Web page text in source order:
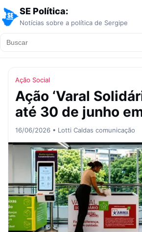
SE Política:
Notícias sobre a política de Sergipe
Ação Social
Ação ‘Varal
até 30 de junho
16/06/2026 • Lotti Caldas comunicação